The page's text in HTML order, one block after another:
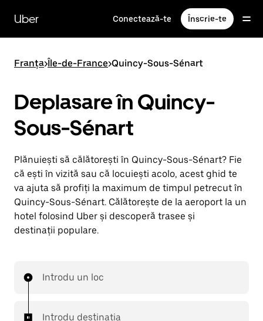
direct
conținutul
principal
Uber Conectează-te Înscrie-te
Franța>Île-de-France>Quincy-Sous-Sénart
Deplasare în Quincy-
Sous-Sénart
Plănuiești să călătorești în Quincy-Sous-Sénart? Fie
că ești în vizită sau că locuiești acolo, acest ghid te
va ajuta să profiți la maximum de timpul petrecut în
Quincy-Sous-Sénart. Călătorește de la aeroport la un
hotel folosind Uber și descoperă trasee și
destinații populare.
Introdu un loc
Introdu destinația